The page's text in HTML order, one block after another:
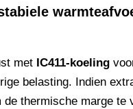
met IC411-koeling
belasting. Indien
de thermische marge